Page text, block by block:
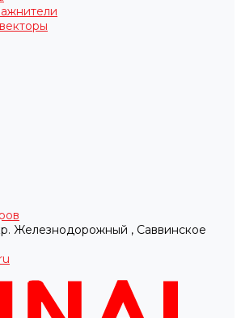
Железнодорожный , Саввинское